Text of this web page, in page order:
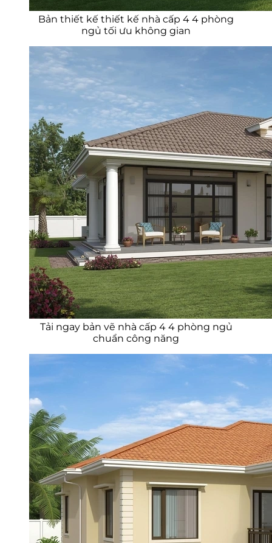
Bản thiết kế thiết kế nhà cấp 4 4 phòng
ngủ tối ưu không gian
Tải ngay bản vẽ nhà cấp 4 4 phòng ngủ
chuẩn công năng